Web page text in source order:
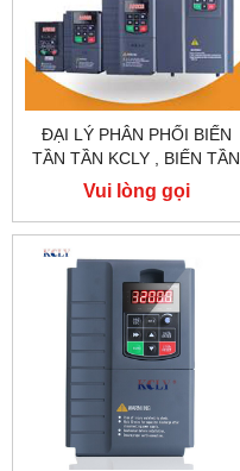
ĐẠI LÝ PHÂN PHỐI BIẾN
TẦN TẦN KCLY , BIẾN TẦN
KCLY KOC600 , BIẾN TẦN
KCLY KOC100
Vui lòng gọi